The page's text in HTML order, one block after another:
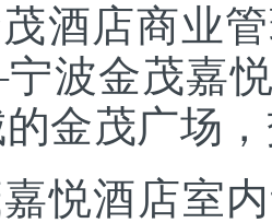
酒店商业
波金茂嘉
金茂广场
悦酒店室